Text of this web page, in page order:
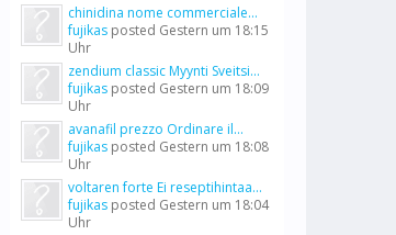
chinidina nome commerciale...
fujikas posted Gestern um 18:15
Uhr
zendium classic Myynti Sveitsi...
fujikas posted Gestern um 18:09
Uhr
avanafil prezzo Ordinare il...
fujikas posted Gestern um 18:08
Uhr
voltaren forte Ei reseptihintaa...
fujikas posted Gestern um 18:04
Uhr